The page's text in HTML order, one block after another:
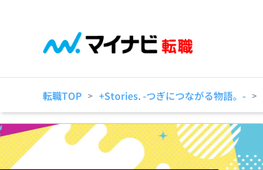
転職TOP > +Stories. -つぎにつながる物語。- >